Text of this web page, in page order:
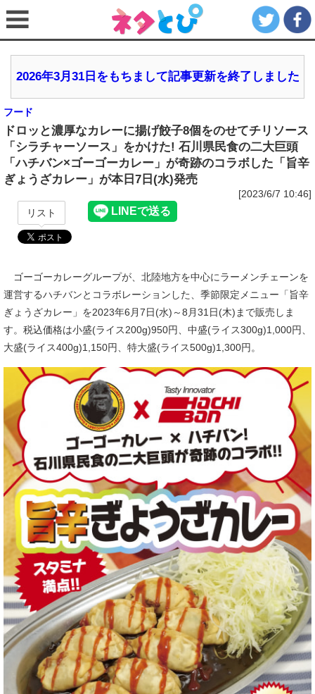
2026年3月31日をもちまして記事更新を終了しました
フード
ドロッと濃厚なカレーに揚げ餃子8個をのせてチリソース
「シラチャーソース」をかけた! 石川県民食の二大巨頭
「ハチバン×ゴーゴーカレー」が奇跡のコラボした「旨辛
ぎょうざカレー」が本日7日(水)発売
[2023/6/7 10:46]
リスト
ゴーゴーカレーグループが、北陸地方を中心にラーメンチェーンを
運営するハチバンとコラボレーションした、季節限定メニュー「旨辛
ぎょうざカレー」を2023年6月7日(水)～8月31日(木)まで販売しま
す。税込価格は小盛(ライス200g)950円、中盛(ライス300g)1,000円、
大盛(ライス400g)1,150円、特大盛(ライス500g)1,300円。